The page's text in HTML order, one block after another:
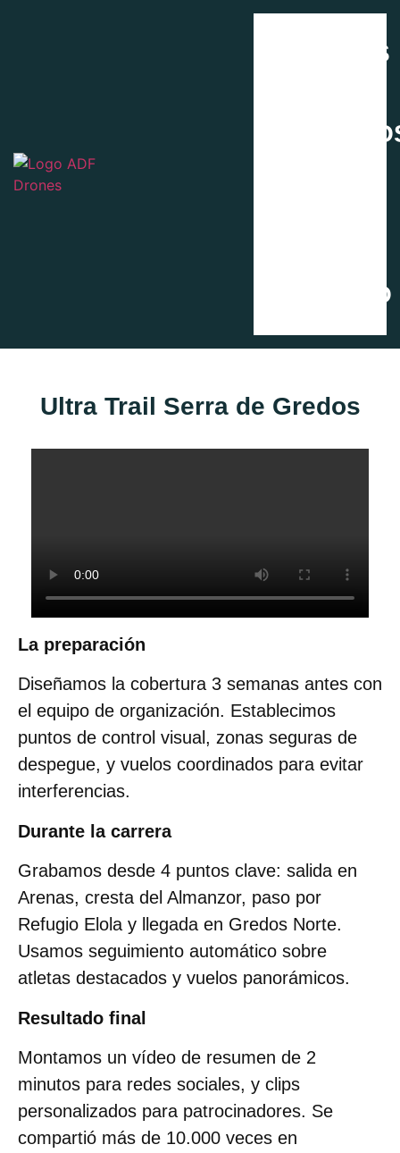
SERVICIOS
CONTACTO
Ultra Trail Serra de Gredos
La preparación
Diseñamos la cobertura 3 semanas antes con
el equipo de organización. Establecimos
puntos de control visual, zonas seguras de
despegue, y vuelos coordinados para evitar
interferencias.
Durante la carrera
Grabamos desde 4 puntos clave: salida en
Arenas, cresta del Almanzor, paso por
Refugio Elola y llegada en Gredos Norte.
Usamos seguimiento automático sobre
atletas destacados y vuelos panorámicos.
Resultado final
Montamos un vídeo de resumen de 2
minutos para redes sociales, y clips
personalizados para patrocinadores. Se
compartió más de 10.000 veces en